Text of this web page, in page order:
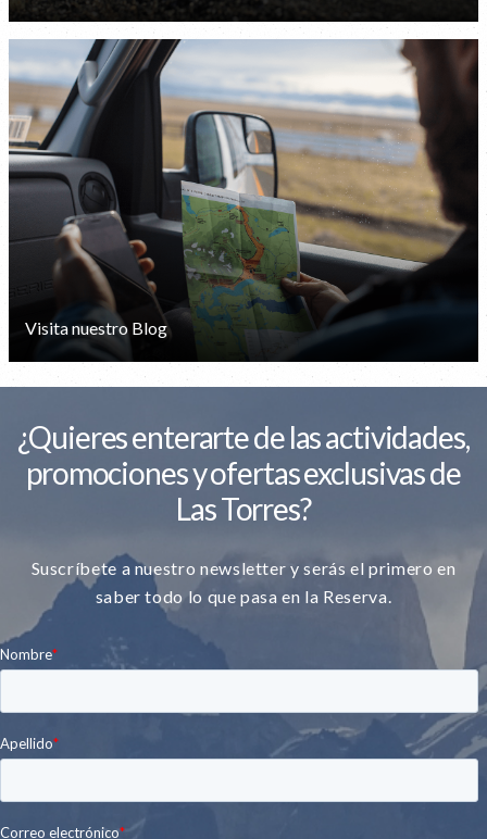
Visita nuestro Blog
¿Quieres enterarte de las actividades,
promociones y ofertas exclusivas de
Las Torres?
Suscríbete a nuestro newsletter y serás el primero en
saber todo lo que pasa en la Reserva.